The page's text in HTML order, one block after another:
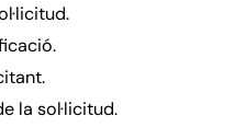
la sol·licitud.